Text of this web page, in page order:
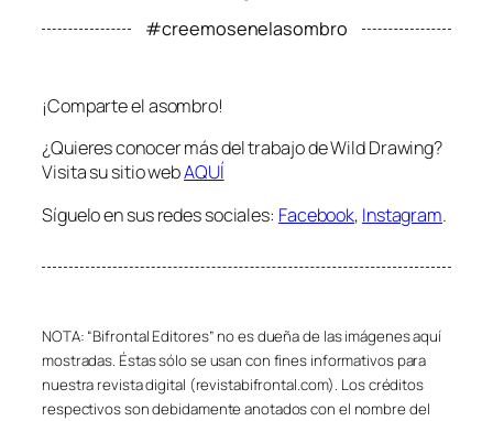
#creemosenelasombro
¡Comparte el asombro!
¿Quieres conocer más del trabajo de Wild Drawing?
Visita su sitio webAQUÍ
Síguelo en sus redes sociales: Facebook, Instagram.
NOTA: “Bifrontal Editores” no es dueña de las imágenes aquí
mostradas. Éstas sólo se usan con fines informativos para
nuestra revista digital (revistabifrontal.com). Los créditos
respectivos son debidamente anotados con el nombre del